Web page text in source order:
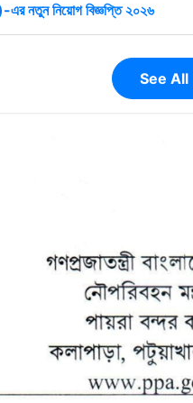
এর নতুন নিয়োগ বিজ্ঞপ্তি ২০২৬
See All